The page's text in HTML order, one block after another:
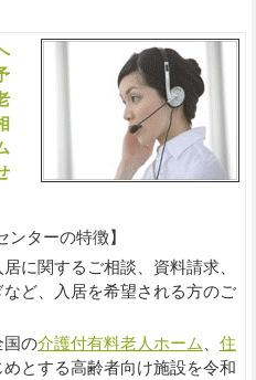
ンターの特徴】
関するご相談、資料請求、
ど、入居を希望される方のご
の介護付有料老人ホーム
住
めとする高齢者向け施設を令和